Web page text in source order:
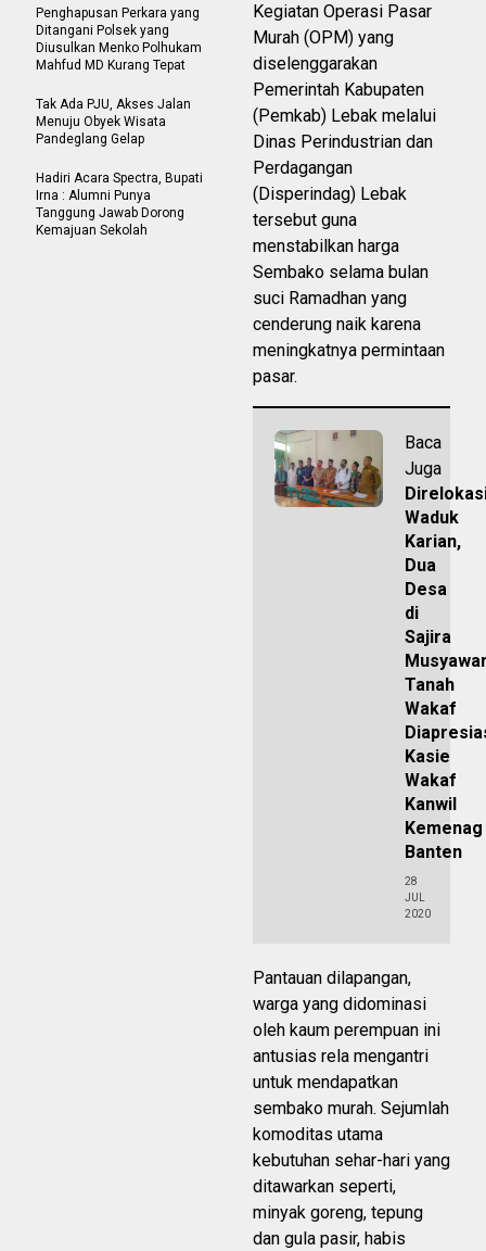
Kegiatan Operasi Pasar
Murah (OPM) yang
diselenggarakan
Pemerintah Kabupaten
(Pemkab) Lebak melalui
Dinas Perindustrian dan
Perdagangan
(Disperindag) Lebak
tersebut guna
menstabilkan harga
Sembako selama bulan
suci Ramadhan yang
cenderung naik karena
meningkatnya permintaan
pasar.
Baca
Juga
Waduk
Karian,
Dua
Desa
di
Sajira
Tanah
Wakaf
Kasie
Wakaf
Kanwil
Kemenag
Banten
28
JUL
2020
Pantauan dilapangan,
warga yang didominasi
oleh kaum perempuan ini
antusias rela mengantri
untuk mendapatkan
sembako murah. Sejumlah
komoditas utama
kebutuhan sehar-hari yang
ditawarkan seperti,
minyak goreng, tepung
dan gula pasir, habis
Penghapusan Perkara yang
Ditangani Polsek yang
Diusulkan Menko Polhukam
Mahfud MD Kurang Tepat
Tak Ada PJU, Akses Jalan
Menuju Obyek Wisata
Pandeglang Gelap
Hadiri Acara Spectra, Bupati
Irna : Alumni Punya
Tanggung Jawab Dorong
Kemajuan Sekolah